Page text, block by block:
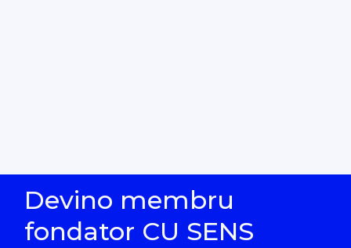
Devino membru
fondator CU SENS